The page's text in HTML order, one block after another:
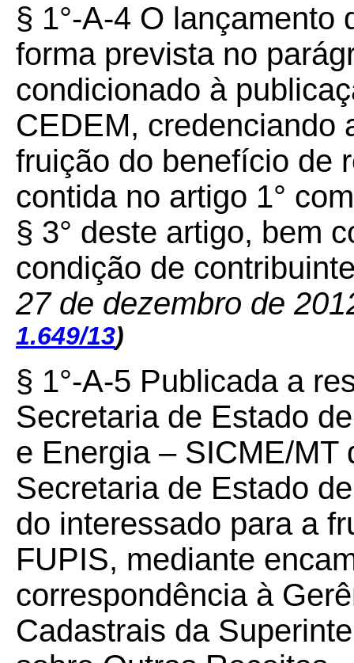
§ 1°-A-4 O lançamento
forma prevista no
condicionado à
CEDEM, credenciando
fruição do benefício de
contida no artigo 1°
§ 3° deste artigo, bem
condição de
27 de dezembro de
1.649/13)
§ 1°-A-5 Publicada a
Secretaria de Estado
e Energia – SICME/MT
Secretaria de Estado
do interessado para a
FUPIS, mediante
correspondência à
Cadastrais da